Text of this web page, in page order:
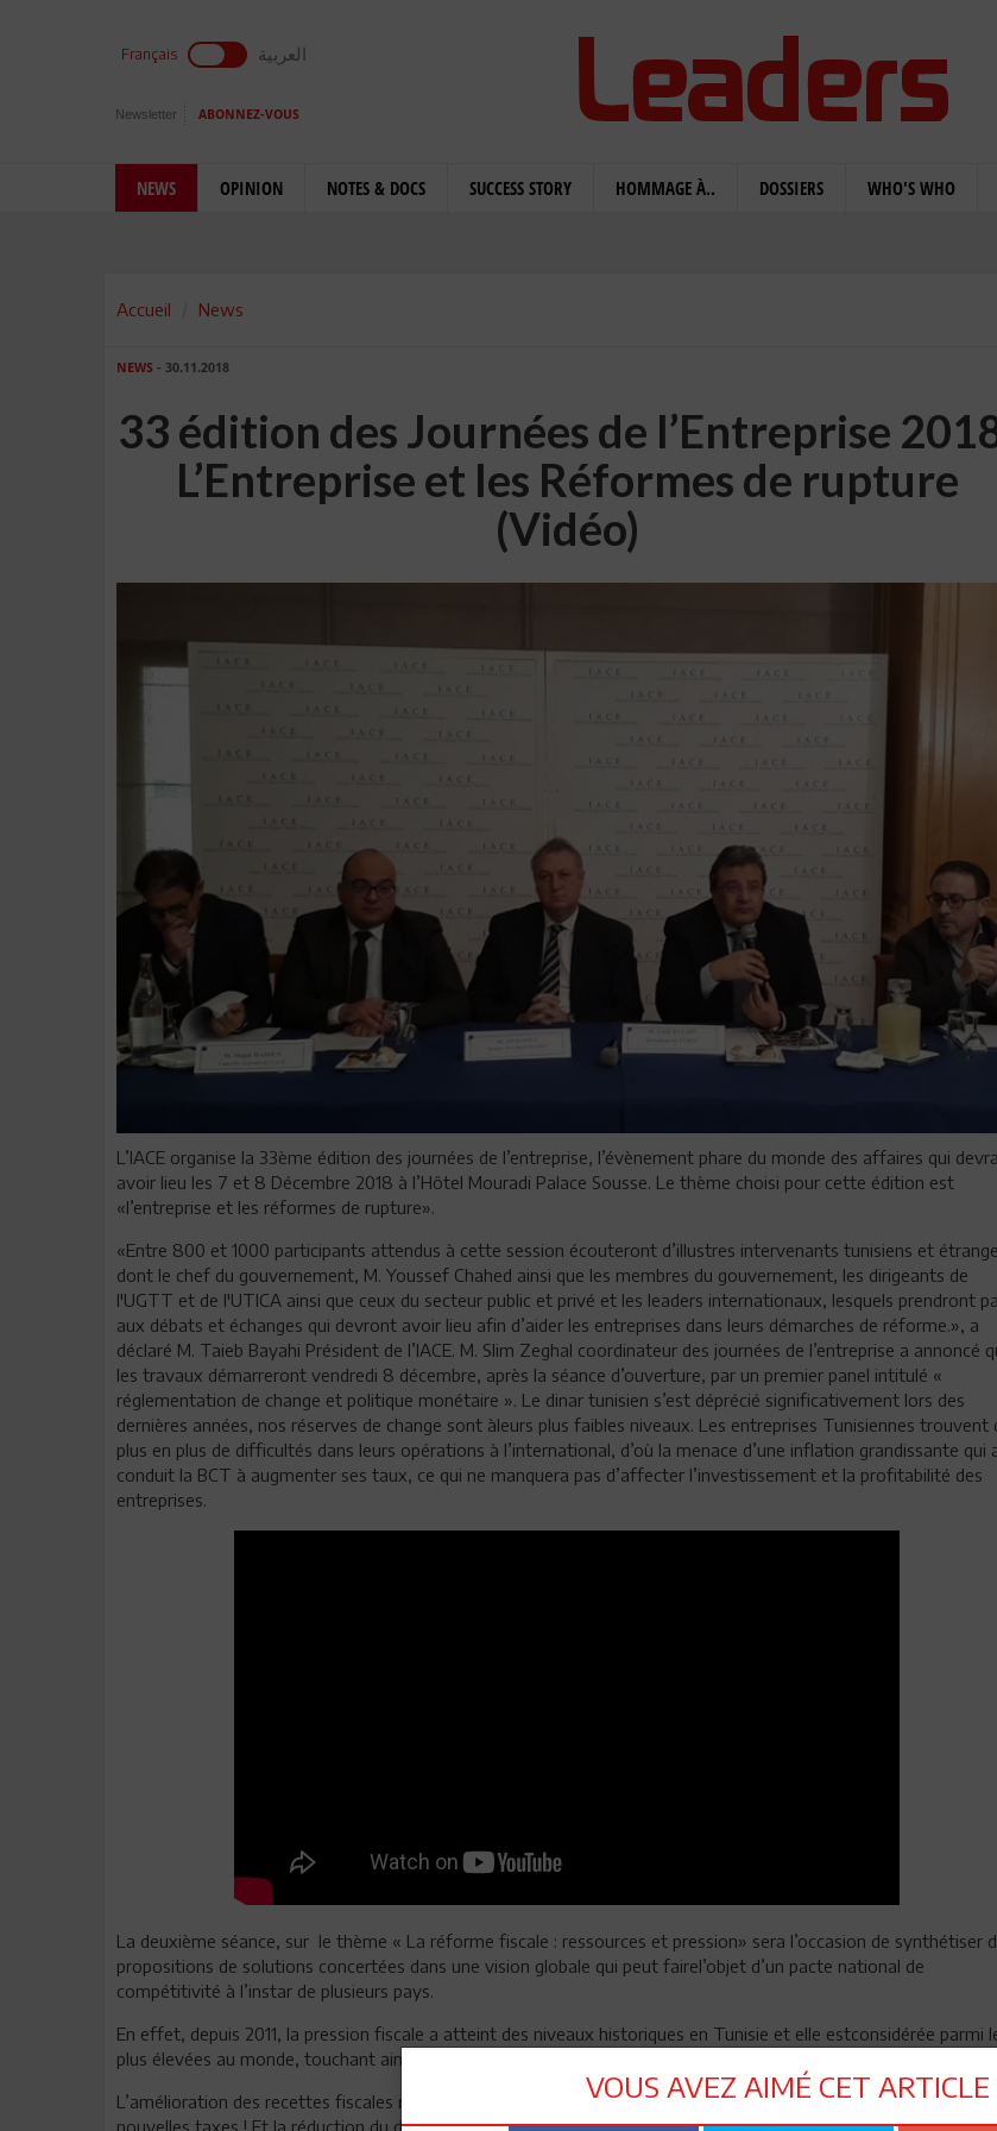
Français العربية
Newsletter ABONNEZ-VOUS
NEWS OPINION NOTES & DOCS SUCCESS STORY HOMMAGE À.. DOSSIERS WHO'S WHO
Accueil News
NEWS - 30.11.2018
33 édition des Journées de l’Entreprise
L’Entreprise et les Réformes de rupture
(Vidéo)
L’IACE organise la 33ème édition des journées de l’entreprise, l’évènement phare du monde des affaires qui devra
avoir lieu les 7 et 8 Décembre 2018 à l’Hôtel Mouradi Palace Sousse. Le thème choisi pour cette édition est
«l’entreprise et les réformes de rupture».
«Entre 800 et 1000 participants attendus à cette session écouteront d’illustres intervenants tunisiens et
dont le chef du gouvernement, M. Youssef Chahed ainsi que les membres du gouvernement, les dirigeants de
l'UGTT et de l'UTICA ainsi que ceux du secteur public et privé et les leaders internationaux, lesquels prendront
aux débats et échanges qui devront avoir lieu afin d’aider les entreprises dans leurs démarches de réforme.», a
déclaré M. Taieb Bayahi Président de l’IACE. M. Slim Zeghal coordinateur des journées de l’entreprise a annoncé
les travaux démarreront vendredi 8 décembre, après la séance d’ouverture, par un premier panel intitulé «
réglementation de change et politique monétaire ». Le dinar tunisien s’est déprécié significativement lors des
dernières années, nos réserves de change sont àleurs plus faibles niveaux. Les entreprises Tunisiennes trouvent
plus en plus de difficultés dans leurs opérations à l’international, d’où la menace d’une inflation grandissante qui
conduit la BCT à augmenter ses taux, ce qui ne manquera pas d’affecter l’investissement et la profitabilité des
entreprises.
La deuxième séance, sur le thème « La réforme fiscale : ressources et pression» sera l’occasion de synthétiser
propositions de solutions concertées dans une vision globale qui peut fairel’objet d’un pacte national de
compétitivité à l’instar de plusieurs pays.
En effet, depuis 2011, la pression fiscale a atteint des niveaux historiques en Tunisie et elle estconsidérée parmi
plus élevées au monde, touchant ainsi la compétitivité des entreprises transparentes.
L’amélioration des recettes fiscales ne passe pas nécessairement par l’augmentation des taxes et l’introduction
nouvelles taxes ! Et la réduction du déficit budgétaire ne passe pas uniquement par une augmentation des
VOUS AVEZ AIMÉ CET ARTICLE